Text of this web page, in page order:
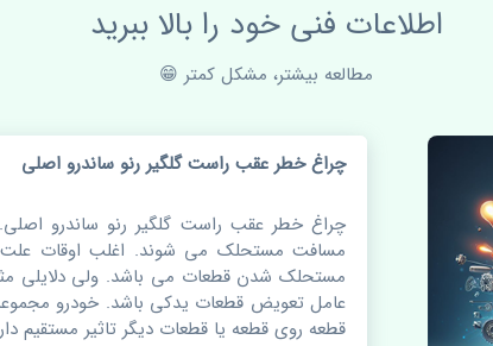
اطلاعات فنی خود را بالا ببرید
مطالعه بیشتر، مشکل کمتر 😁
چراغ خطر عقب راست گلگیر رنو ساندرو اصلی
چراغ خطر عقب راست گلگیر رنو ساندرو
مسافت مستحلک می شوند. اغلب اوقات علت
مستحلک شدن قطعات می باشد. ولی دلایلی
عامل تعویض قطعات یدکی باشد. خودرو
قطعه روی قطعه یا قطعات دیگر تاثیر مستقیم